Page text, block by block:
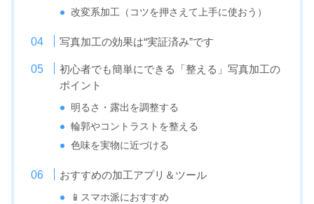
改変系加工（コツを押さえて上手に使おう）
写真加工の効果は“実証済み”です
初心者でも簡単にできる「整える」写真加工の
ポイント
明るさ・露出を調整する
輪郭やコントラストを整える
色味を実物に近づける
おすすめの加工アプリ＆ツール
📱スマホ派におすすめ